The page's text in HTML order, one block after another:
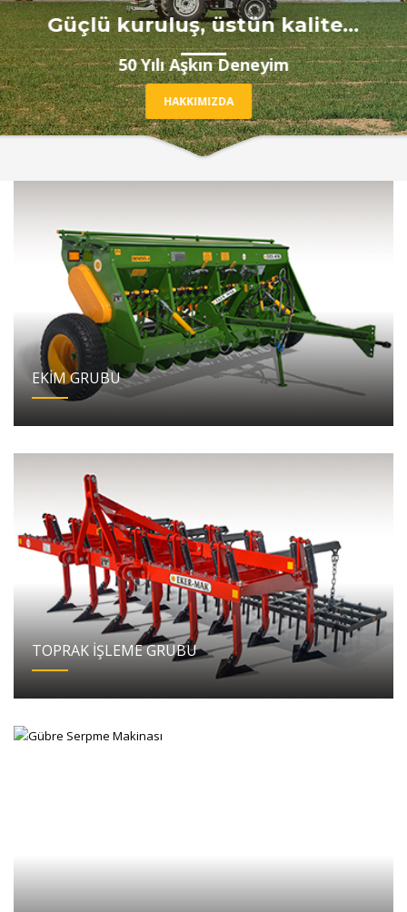
Güçlü kuruluş, üstün kalite...
50 Yılı Aşkın Deneyim
HAKKIMIZDA
EKİM GRUBU
TOPRAK İŞLEME GRUBU